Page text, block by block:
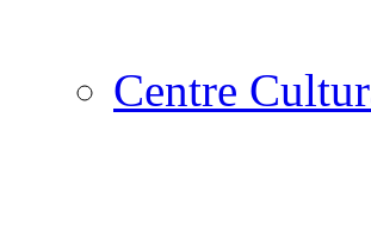
Centre